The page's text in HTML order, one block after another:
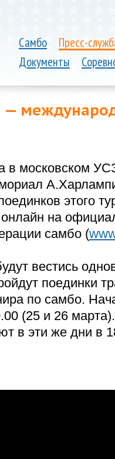
Самбо
Пресс-
Документы
—
в московском
этого
на
самбо (
вестись
поединки
по самбо.
(25 и 26
в эти же дни в